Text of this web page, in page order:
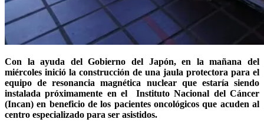
Con la ayuda del Gobierno del Japón, en la mañana del
miércoles inició la construcción de una jaula protectora para el
equipo de resonancia magnética nuclear que estaría siendo
instalada próximamente en el Instituto Nacional del Cáncer
(Incan) en beneficio de los pacientes oncológicos que acuden al
centro especializado para ser asistidos.